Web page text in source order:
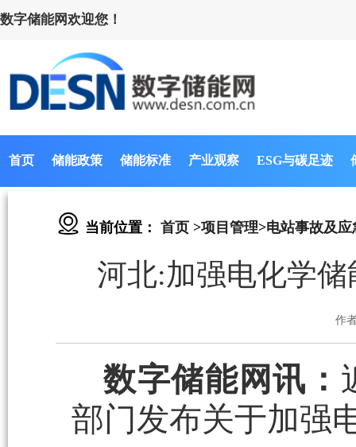
数字储能网欢迎您！
首页 储能政策 储能标准 产业观察 ESG与碳足迹
当前位置： 首页 >项目管理>电站事故及
河北:加强电化学
作
数字储能网讯：
部门发布关于加强